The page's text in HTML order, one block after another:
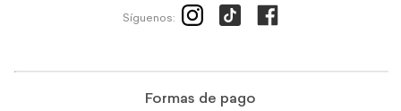
Síguenos:
Formas de pago